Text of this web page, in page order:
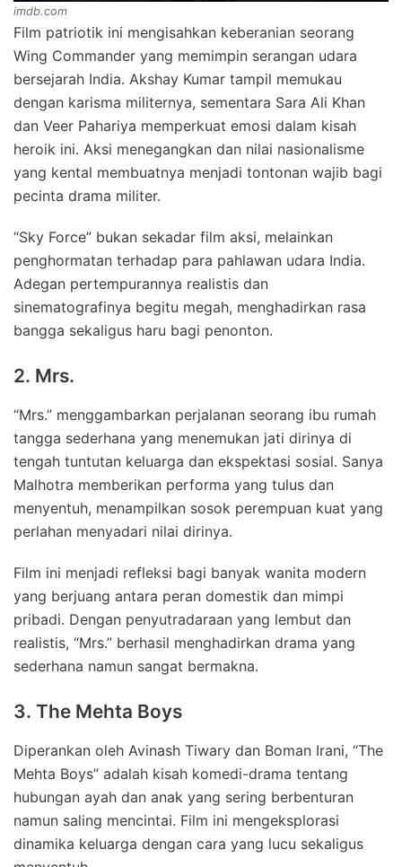
imdb.com
Film patriotik ini mengisahkan keberanian seorang
Wing Commander yang memimpin serangan udara
bersejarah India. Akshay Kumar tampil memukau
dengan karisma militernya, sementara Sara Ali Khan
dan Veer Pahariya memperkuat emosi dalam kisah
heroik ini. Aksi menegangkan dan nilai nasionalisme
yang kental membuatnya menjadi tontonan wajib bagi
pecinta drama militer.
“Sky Force” bukan sekadar film aksi, melainkan
penghormatan terhadap para pahlawan udara India.
Adegan pertempurannya realistis dan
sinematografinya begitu megah, menghadirkan rasa
bangga sekaligus haru bagi penonton.
2. Mrs.
“Mrs.” menggambarkan perjalanan seorang ibu rumah
tangga sederhana yang menemukan jati dirinya di
tengah tuntutan keluarga dan ekspektasi sosial. Sanya
Malhotra memberikan performa yang tulus dan
menyentuh, menampilkan sosok perempuan kuat yang
perlahan menyadari nilai dirinya.
Film ini menjadi refleksi bagi banyak wanita modern
yang berjuang antara peran domestik dan mimpi
pribadi. Dengan penyutradaraan yang lembut dan
realistis, “Mrs.” berhasil menghadirkan drama yang
sederhana namun sangat bermakna.
3. The Mehta Boys
Diperankan oleh Avinash Tiwary dan Boman Irani, “The
Mehta Boys” adalah kisah komedi-drama tentang
hubungan ayah dan anak yang sering berbenturan
namun saling mencintai. Film ini mengeksplorasi
dinamika keluarga dengan cara yang lucu sekaligus